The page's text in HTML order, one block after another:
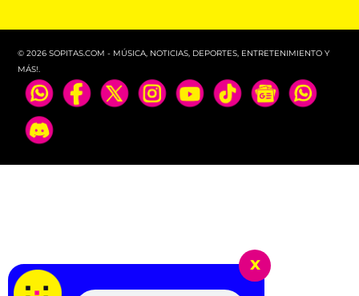
© 2026 SOPITAS.COM - MÚSICA, NOTICIAS, DEPORTES, ENTRETENIMIENTO Y
MÁS!.
x